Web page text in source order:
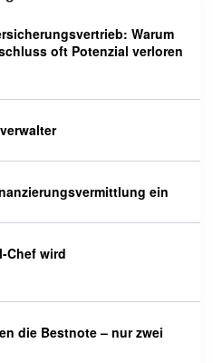
Warum
oft Potenzial verloren
ein
Chef wird
die Bestnote – nur zwei